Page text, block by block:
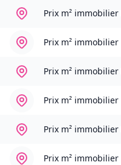
Prix m² immobilier
Prix m² immobilier
Prix m² immobilier
Prix m² immobilier
Prix m² immobilier
Prix m² immobilier